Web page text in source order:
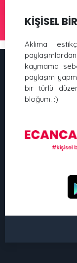
KİŞİSEL
Aklıma
kaymama
paylaşım
bir türlü
bloğum. :)